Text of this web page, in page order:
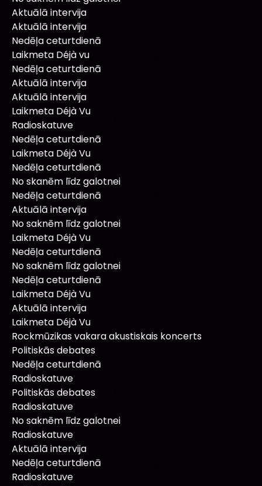
Aktuālā intervija
Aktuālā intervija
Nedēļa ceturtdienā
Laikmeta Déjà vu
Nedēļa ceturtdienā
Aktuālā intervija
Aktuālā intervija
Laikmeta Déjà Vu
Radioskatuve
Nedēļa ceturtdienā
Laikmeta Déjà Vu
Nedēļa ceturtdienā
No skanēm līdz galotnei
Nedēļa ceturtdienā
Aktuālā intervija
No saknēm līdz galotnei
Laikmeta Déjà Vu
Nedēļa ceturtdienā
No saknēm līdz galotnei
Nedēļa ceturtdienā
Laikmeta Déjà Vu
Aktuālā intervija
Laikmeta Déjà Vu
Rockmūzikas vakara akustiskais koncerts
Politiskās debates
Nedēļa ceturtdienā
Radioskatuve
Politiskās debates
Radioskatuve
No saknēm līdz galotnei
Radioskatuve
Aktuālā intervija
Nedēļa ceturtdienā
Radioskatuve